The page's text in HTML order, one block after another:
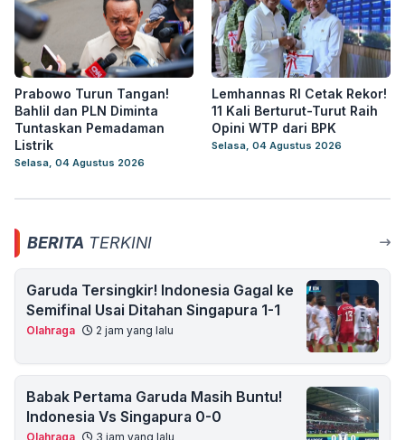
Prabowo Turun Tangan!
Bahlil dan PLN Diminta
Tuntaskan Pemadaman
Listrik
Selasa, 04 Agustus 2026
Lemhannas RI Cetak Rekor!
11 Kali Berturut-Turut Raih
Opini WTP dari BPK
Selasa, 04 Agustus 2026
BERITA TERKINI
Garuda Tersingkir! Indonesia Gagal ke
Semifinal Usai Ditahan Singapura 1-1
Olahraga 2 jam yang lalu
Babak Pertama Garuda Masih Buntu!
Indonesia Vs Singapura 0-0
Olahraga 3 jam yang lalu